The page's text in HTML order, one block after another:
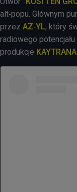
alt‑popu. Głównym
przez AZ‑YL, który
radiowego
produkcje